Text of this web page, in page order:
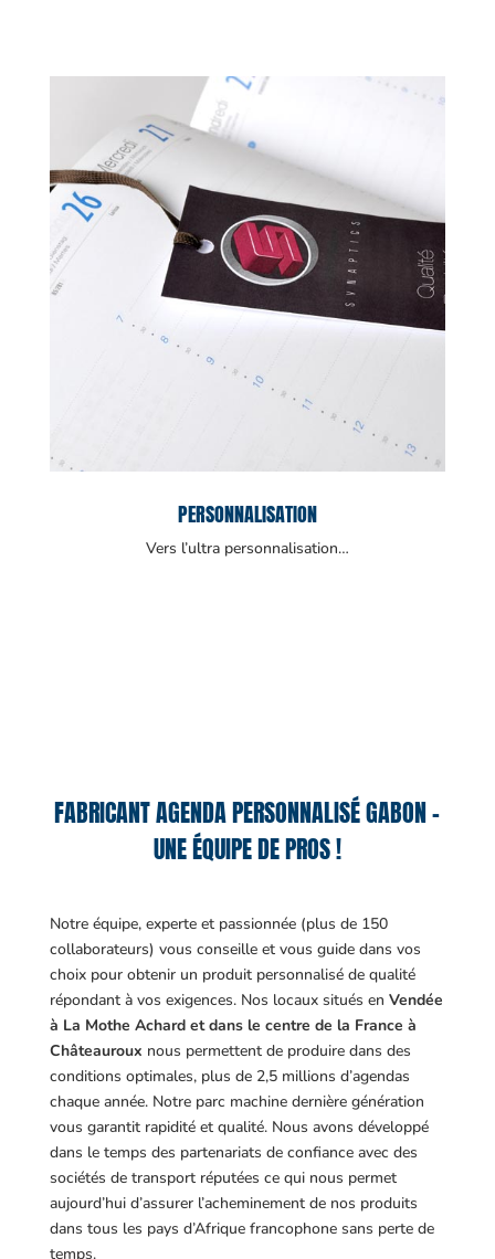
PERSONNALISATION
Vers l’ultra personnalisation…
FABRICANT AGENDA PERSONNALISÉ GABON –
UNE ÉQUIPE DE PROS !
Notre équipe, experte et passionnée (plus de 150
collaborateurs) vous conseille et vous guide dans vos
choix pour obtenir un produit personnalisé de qualité
répondant à vos exigences. Nos locaux situés en Vendée
à La Mothe Achard et dans le centre de la France à
Châteauroux nous permettent de produire dans des
conditions optimales, plus de 2,5 millions d’agendas
chaque année. Notre parc machine dernière génération
vous garantit rapidité et qualité. Nous avons développé
dans le temps des partenariats de confiance avec des
sociétés de transport réputées ce qui nous permet
aujourd’hui d’assurer l’acheminement de nos produits
dans tous les pays d’Afrique francophone sans perte de
temps.